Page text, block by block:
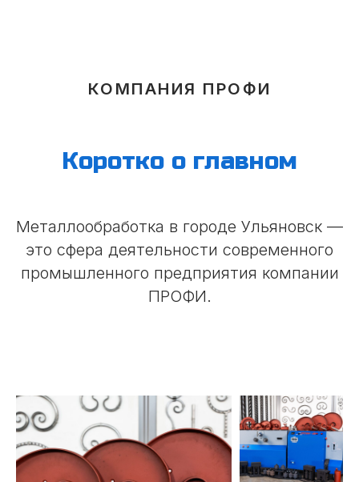
КОМПАНИЯ ПРОФИ
Коротко о главном
Металлообработка в городе Ульяновск —
это сфера деятельности современного
промышленного предприятия компании
ПРОФИ.